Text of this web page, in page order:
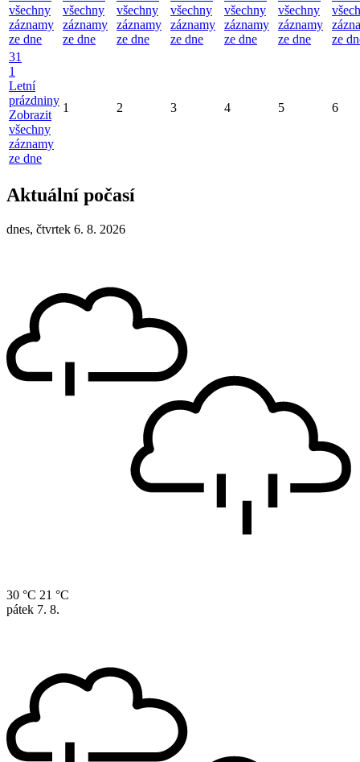
všechny
záznamy
ze dne
všechny
záznamy
ze dne
všechny
záznamy
ze dne
všechny
záznamy
ze dne
všechny
záznamy
ze dne
všechny
záznamy
ze dne
ze
31
1
Letní
prázdniny
Zobrazit
všechny
záznamy
ze dne
1 2 3 4 5 6
Aktuální počasí
dnes, čtvrtek 6. 8. 2026
30 °C 21 °C
pátek 7. 8.